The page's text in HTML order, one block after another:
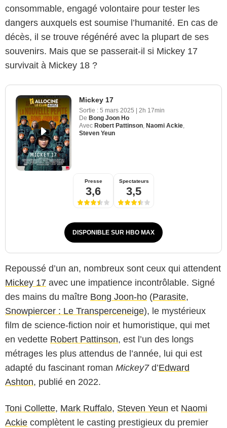
consommable, engagé volontaire pour tester les
dangers auxquels est soumise l’humanité. En cas de
décès, il se trouve régénéré avec la plupart de ses
souvenirs. Mais que se passerait-il si Mickey 17
survivait à Mickey 18 ?
Mickey 17
Sortie : 5 mars 2025 | 2h 17min
De Bong Joon Ho
Avec Robert Pattinson Naomi Ackie
Steven Yeun
Presse
3,6
Spectateurs
3,5
DISPONIBLE SUR HBO MAX
Repoussé d’un an, nombreux sont ceux qui attendent
Mickey 17 avec une impatience incontrôlable. Signé
des mains du maître Bong Joon-ho (Parasite,
Snowpiercer : Le Transperceneige), le mystérieux
film de science-fiction noir et humoristique, qui met
en vedette Robert Pattinson, est l’un des longs
métrages les plus attendus de l’année, lui qui est
adapté du fascinant roman Mickey7d’Edward
Ashton, publié en 2022.
Toni Collette, Mark Ruffalo, Steven Yeun et Naomi
Ackie complètent le casting prestigieux du premier